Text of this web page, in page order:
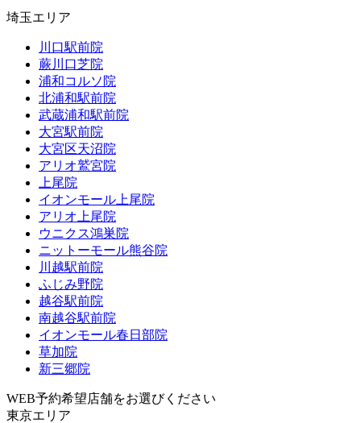
埼玉エリア
川口駅前院
蕨川口芝院
浦和コルソ院
北浦和駅前院
武蔵浦和駅前院
大宮駅前院
大宮区天沼院
アリオ鷲宮院
上尾院
イオンモール上尾院
アリオ上尾院
ウニクス鴻巣院
ニットーモール熊谷院
川越駅前院
ふじみ野院
越谷駅前院
南越谷駅前院
イオンモール春日部院
草加院
新三郷院
WEB予約希望店舗をお選びください
東京エリア